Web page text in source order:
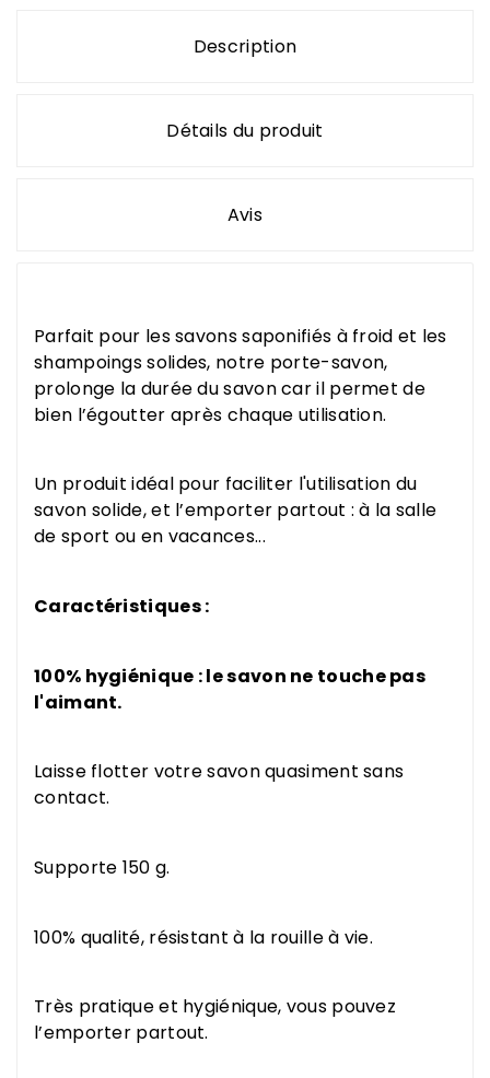
Description
Détails du produit
Avis
Parfait pour les savons saponifiés à froid et les
shampoings solides, notre porte-savon,
prolonge la durée du savon car il permet de
bien l’égoutter après chaque utilisation.
Un produit idéal pour faciliter l'utilisation du
savon solide, et l’emporter partout : à la salle
de sport ou en vacances...
Caractéristiques :
100% hygiénique : le savon ne touche pas
l'aimant.
Laisse flotter votre savon quasiment sans
contact.
Supporte 150 g.
100% qualité, résistant à la rouille à vie.
Très pratique et hygiénique, vous pouvez
l’emporter partout.